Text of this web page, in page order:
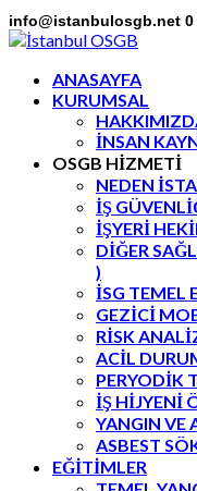
info@istanbulosgb.net 0
Facebook
Twitter
LinkedIn
Instagram
Flickr
ANASAYFA
KURUMSAL
İNSAN
OSGB HİZMETİ
NEDEN
İŞ
İŞYERİ
DİĞER
)
İSG TEMEL
GEZİCİ
RİSK
ACİL
PERYODİK
İŞ HİJYENİ
YANGIN VE
ASBEST
EĞİTİMLER